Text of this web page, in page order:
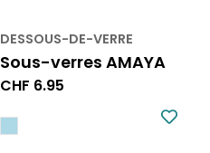
DESSOUS-DE-VERRE
Sous-verres AMAYA
Prix
CHF 6.95